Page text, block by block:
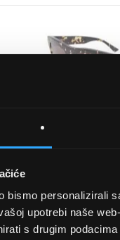
bismo personalizirali
upotrebi naše
s drugim